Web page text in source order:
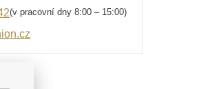
(v pracovní dny 8:00 – 15:00)